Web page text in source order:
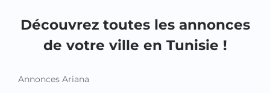
Découvrez toutes les annonces
de votre ville en Tunisie !
Annonces Ariana